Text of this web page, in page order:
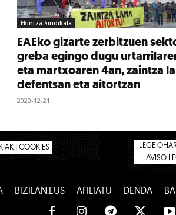
Ekintza Sindikala
EAEko gizarte zerbitzuen
greba egingo dugu
eta martxoaren 4an, zaintza
defentsan eta aitortzan
2020-12-21
| COOKIES
LEGE
AVISO
BIZILAN.EUS AFILIATU DENDA